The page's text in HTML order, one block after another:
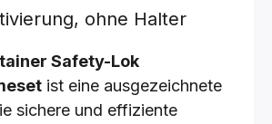
ohne Halter
Safety-Lok
ist eine ausgezeichnete
sichere und effiziente